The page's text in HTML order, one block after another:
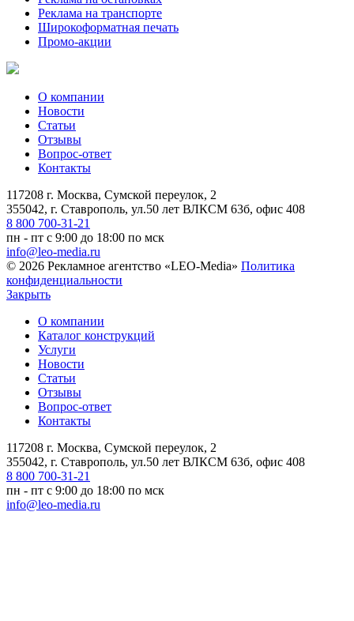
Реклама на транспорте
Широкоформатная печать
Промо-акции
О компании
Новости
Статьи
Отзывы
Вопрос-ответ
Контакты
117208 г. Москва, Сумской переулок, 2
355042, г. Ставрополь, ул.50 лет ВЛКСМ 63б, офис 408
8 800 700-31-21
пн - пт с 9:00 до 18:00 по мск
info@leo-media.ru
© 2026 Рекламное агентство «LEO-Media» Политика
конфиденциальности
Закрыть
О компании
Каталог конструкций
Услуги
Новости
Статьи
Отзывы
Вопрос-ответ
Контакты
117208 г. Москва, Сумской переулок, 2
355042, г. Ставрополь, ул.50 лет ВЛКСМ 63б, офис 408
8 800 700-31-21
пн - пт с 9:00 до 18:00 по мск
info@leo-media.ru